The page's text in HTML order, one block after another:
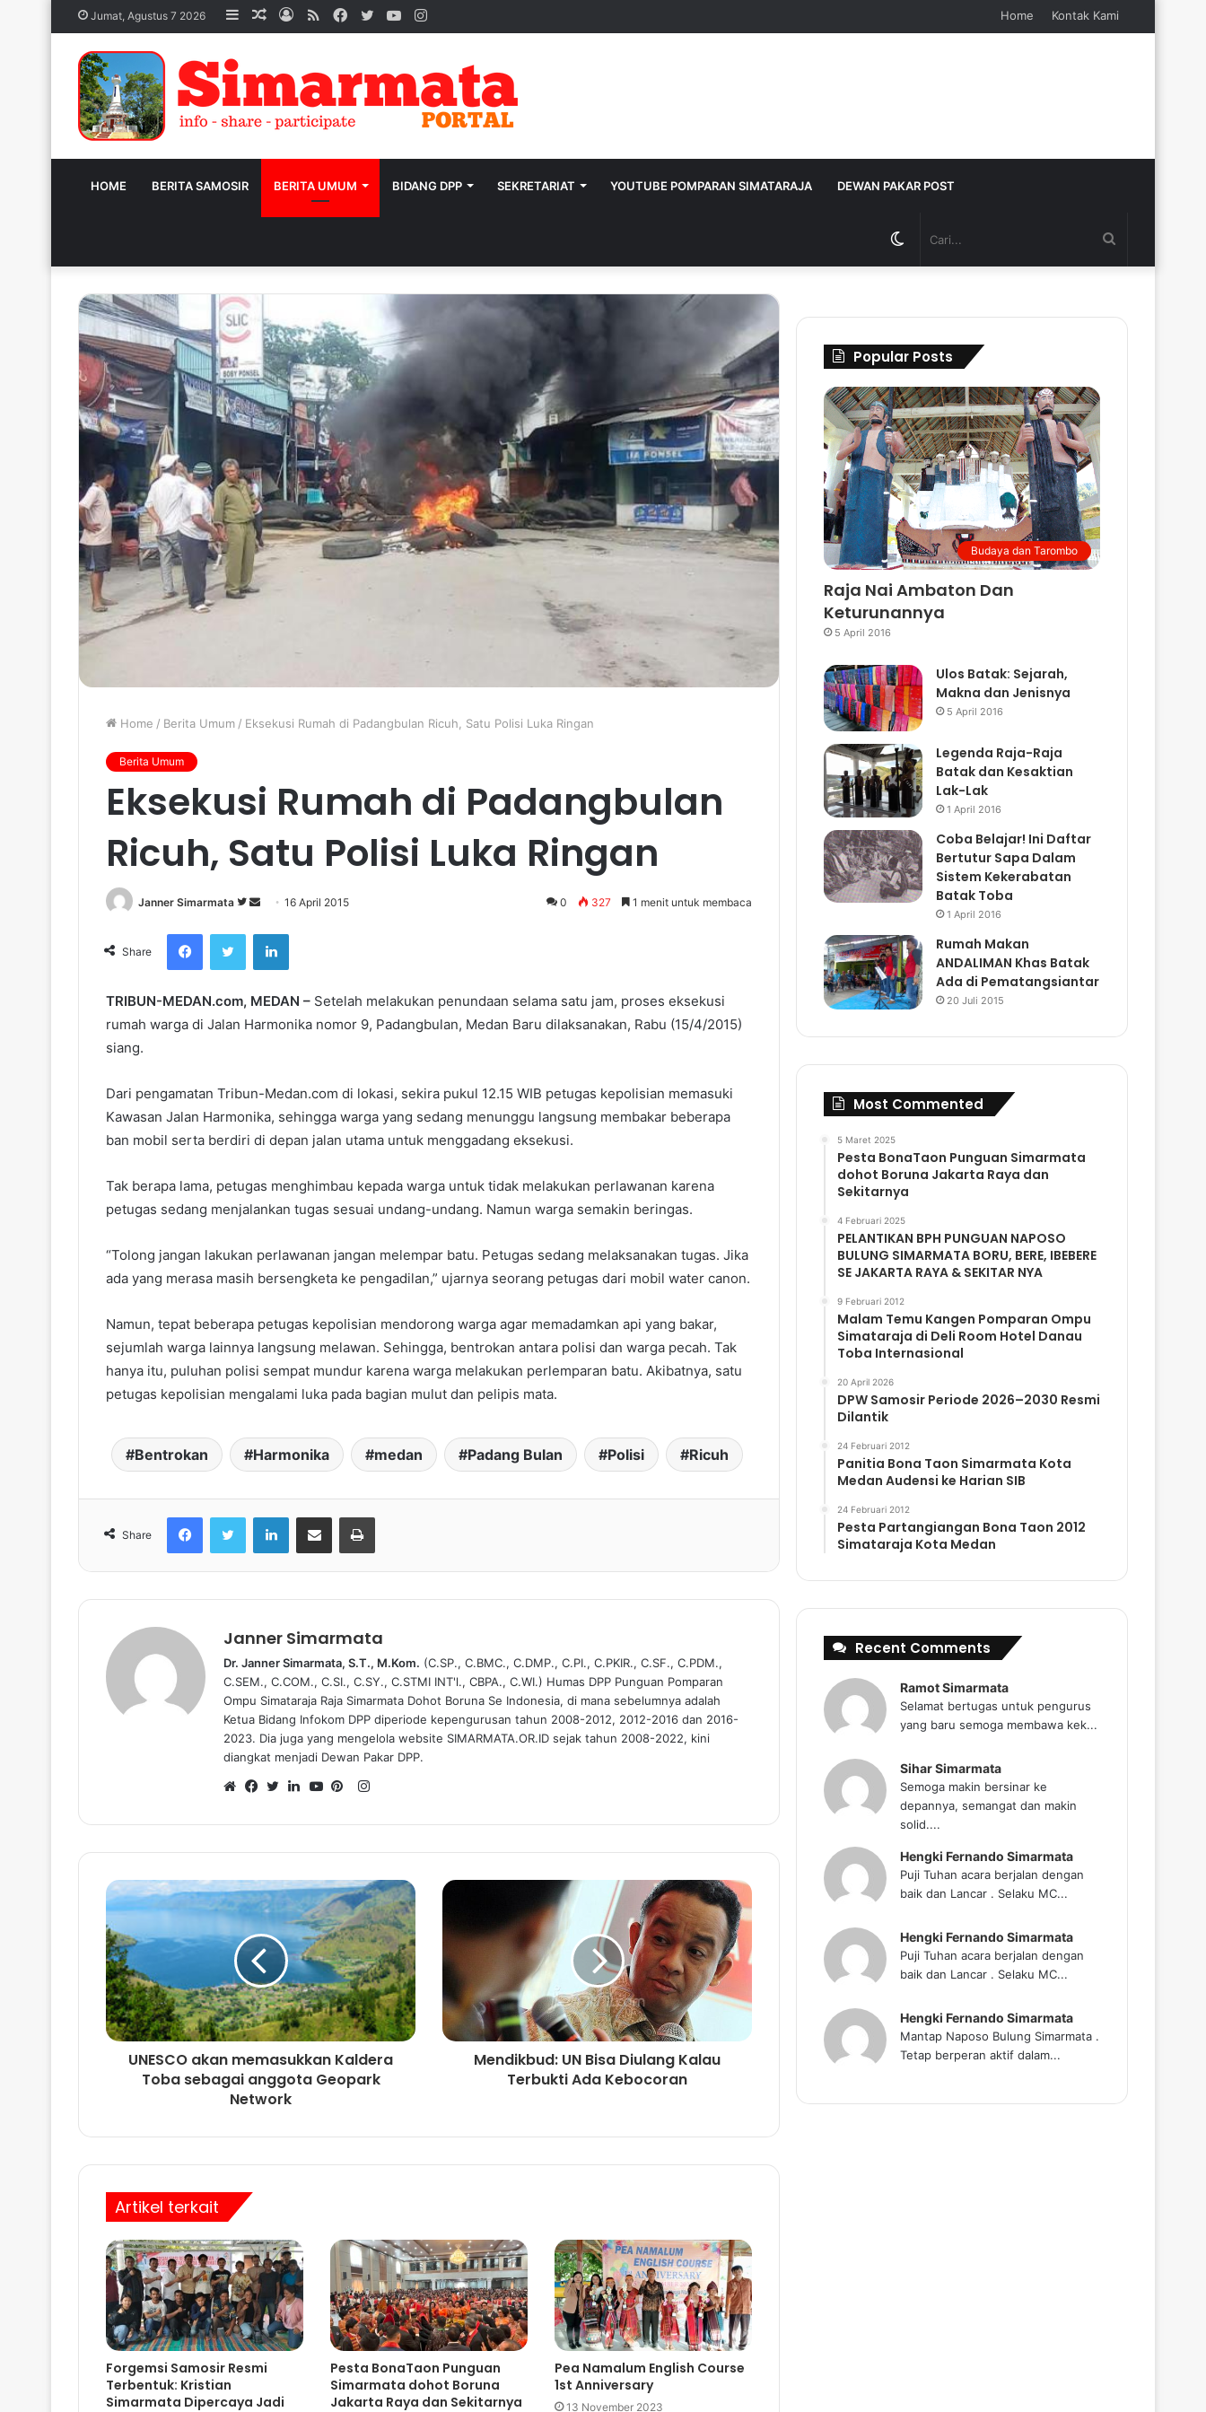
Jumat, Agustus 7 2026 Sidebar
Acak LogRSS Facebook
TwitterYouTube Home Kontak Kami
HOME BERITA SAMOSIR BERITA UMUM BIDANG DPP SEKRETARIAT YOUTUBE POMPARAN SIMATARAJA DEWAN PAKAR POST
Switch
Home / Berita Umum / Eksekusi Rumah di Padangbulan Ricuh, Satu Polisi Luka Ringan
Berita Umum
Eksekusi Rumah di Padangbulan
Ricuh, Satu Polisi Luka Ringan
Janner Simarmata
F
w
o
w
i
e
r
n
n
e
i
l
16 April 2015 0 327 1 menit untuk membaca
Share
TRIBUN-MEDAN.com, MEDAN – Setelah melakukan penundaan selama satu jam, proses eksekusi
rumah warga di Jalan Harmonika nomor 9, Padangbulan, Medan Baru dilaksanakan, Rabu (15/4/2015)
siang.
Dari pengamatan Tribun-Medan.com di lokasi, sekira pukul 12.15 WIB petugas kepolisian memasuki
Kawasan Jalan Harmonika, sehingga warga yang sedang menunggu langsung membakar beberapa
ban mobil serta berdiri di depan jalan utama untuk menggadang eksekusi.
Tak berapa lama, petugas menghimbau kepada warga untuk tidak melakukan perlawanan karena
petugas sedang menjalankan tugas sesuai undang-undang. Namun warga semakin beringas.
“Tolong jangan lakukan perlawanan jangan melempar batu. Petugas sedang melaksanakan tugas. Jika
ada yang merasa masih bersengketa ke pengadilan,” ujarnya seorang petugas dari mobil water canon.
Namun, tepat beberapa petugas kepolisian mendorong warga agar memadamkan api yang bakar,
sejumlah warga lainnya langsung melawan. Sehingga, bentrokan antara polisi dan warga pecah. Tak
hanya itu, puluhan polisi sempat mundur karena warga melakukan perlemparan batu. Akibatnya, satu
petugas kepolisian mengalami luka pada bagian mulut dan pelipis mata.
Bentrokan Harmonika medan Padang Bulan Polisi Ricuh
Share
Janner Simarmata
Dr. Janner Simarmata, S.T., M.Kom. (C.SP., C.BMC., C.DMP., C.PI., C.PKIR., C.SF., C.PDM.,
C.SEM., C.COM., C.SI., C.SY., C.STMI INT'l., CBPA., C.WI.) Humas DPP Punguan Pomparan
Ompu Simataraja Raja Simarmata Dohot Boruna Se Indonesia, di mana sebelumnya adalah
Ketua Bidang Infokom DPP diperiode kepengurusan tahun 2008-2012, 2012-2016 dan 2016-
2023. Dia juga yang mengelola website SIMARMATA.OR.ID sejak tahun 2008-2022, kini
diangkat menjadi Dewan Pakar DPP.
e
b
i
t
e
a
c
b
o
k
w
i
t
e
r
i
n
e
d
I
n
o
u
u
b
e
i
n
e
r
e
s
t
I
s
t
g
r
a
m
UNESCO akan memasukkan Kaldera
Toba sebagai anggota Geopark
Network
Mendikbud: UN Bisa Diulang Kalau
Terbukti Ada Kebocoran
Artikel terkait
Forgemsi Samosir Resmi
Terbentuk: Kristian
Simarmata Dipercaya Jadi
Pesta BonaTaon Punguan
Simarmata dohot Boruna
Jakarta Raya dan Sekitarnya
Pea Namalum English Course
1st Anniversary
13 November 2023
Popular Posts
Budaya dan Tarombo
Raja Nai Ambaton Dan
Keturunannya
5 April 2016
Ulos Batak: Sejarah,
Makna dan Jenisnya
5 April 2016
Legenda Raja-Raja
Batak dan Kesaktian
Lak-Lak
1 April 2016
Coba Belajar! Ini Daftar
Bertutur Sapa Dalam
Sistem Kekerabatan
Batak Toba
1 April 2016
Rumah Makan
ANDALIMAN Khas Batak
Ada di Pematangsiantar
20 Juli 2015
Most Commented
5 Maret 2025
Pesta BonaTaon Punguan Simarmata
dohot Boruna Jakarta Raya dan
Sekitarnya
4 Februari 2025
PELANTIKAN BPH PUNGUAN NAPOSO
BULUNG SIMARMATA BORU, BERE, IBEBERE
SE JAKARTA RAYA & SEKITAR NYA
9 Februari 2012
Malam Temu Kangen Pomparan Ompu
Simataraja di Deli Room Hotel Danau
Toba Internasional
20 April 2026
DPW Samosir Periode 2026–2030 Resmi
Dilantik
24 Februari 2012
Panitia Bona Taon Simarmata Kota
Medan Audensi ke Harian SIB
24 Februari 2012
Pesta Partangiangan Bona Taon 2012
Simataraja Kota Medan
Recent Comments
Ramot Simarmata
Selamat bertugas untuk pengurus
yang baru semoga membawa kek...
Sihar Simarmata
Semoga makin bersinar ke
depannya, semangat dan makin
solid....
Hengki Fernando Simarmata
Puji Tuhan acara berjalan dengan
baik dan Lancar . Selaku MC...
Hengki Fernando Simarmata
Puji Tuhan acara berjalan dengan
baik dan Lancar . Selaku MC...
Hengki Fernando Simarmata
Mantap Naposo Bulung Simarmata .
Tetap berperan aktif dalam...